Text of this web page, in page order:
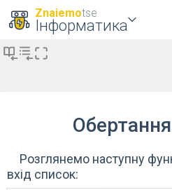
Znaiemotse
Інформатика
Розглянемо наступну
вхід список: